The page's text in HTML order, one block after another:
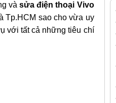
vàsửa điện thoại Vivo
Tp.HCM sao cho vừa uy
với tất cả những tiêu chí